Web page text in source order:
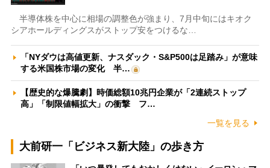
半導体株を中心に相場の調整色が強まり、7月中旬にはキオク
シアホールディングスがストップ安をつけるな…
「NYダウは高値更新、ナスダック・S&P500は足踏み」が意味
する米国株市場の変化 半…
【歴史的な爆騰劇】時価総額10兆円企業が「2連続ストップ
高」「制限値幅拡大」の衝撃 フ…
一覧を見る
大前研一「ビジネス新大陸」の歩き方